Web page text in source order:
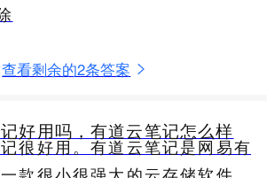
查看剩余的2条答案
好用吗，有道云笔记怎么样
很好用。有道云笔记是网易有
款很小很强大的云存储软件，